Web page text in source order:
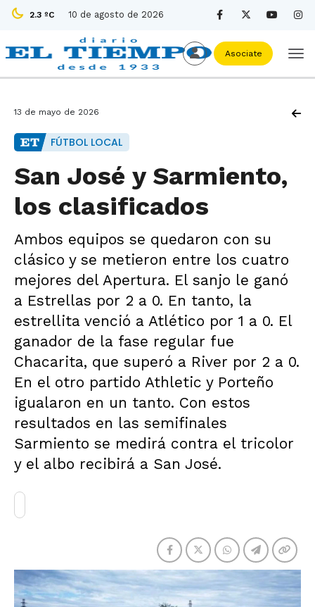
2.3 ºC 10 de agosto de 2026
Asociate
13 de mayo de 2026
FÚTBOL LOCAL
San José y Sarmiento,
los clasificados
Ambos equipos se quedaron con su
clásico y se metieron entre los cuatro
mejores del Apertura. El sanjo le ganó
a Estrellas por 2 a 0. En tanto, la
estrellita venció a Atlético por 1 a 0. El
ganador de la fase regular fue
Chacarita, que superó a River por 2 a 0.
En el otro partido Athletic y Porteño
igualaron en un tanto. Con estos
resultados en las semifinales
Sarmiento se medirá contra el tricolor
y el albo recibirá a San José.